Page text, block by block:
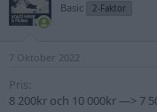
Basic 2-Faktor
7 Oktober 2022
Pris
8 200kr och 10 000kr —> 7